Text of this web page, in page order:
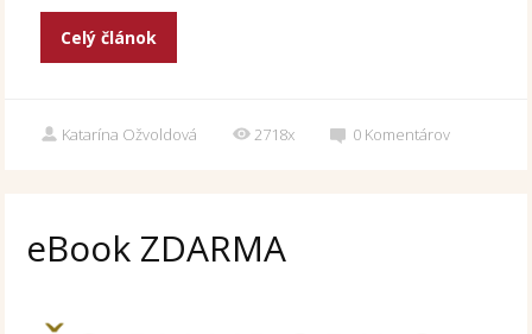
Celý článok
Katarína Ožvoldová 2718x 0 Komentárov
eBook ZDARMA